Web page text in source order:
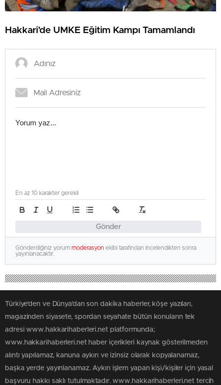
Hakkari’de UMKE Eğitim Kampı Tamamlandı
Gönder
En az 10 karakter gerekli
Gönderdiğiniz yorum moderasyon ekibi tarafından incelendikten sonra
yayınlanacaktır.
Türkiye'den ve Dünya’dan son dakika haberler, köşe yazıları,
magazinden siyasete, spordan seyahate bütün konuların tek
adresi www.hakkarihaberleri.net platformunda;
www.hakkarihaberleri.net haber içerikleri kaynak gösterilmeden
alıntı yapılamaz, kanuna aykırı ve izinsiz olarak kopyalanamaz,
başka yerde yayınlanamaz. Aykırı işlem yapan kişi/kişiler için yasal
başvuru hakkı saklı tutulmaktadır. www.hakkarihaberleri.net tercih